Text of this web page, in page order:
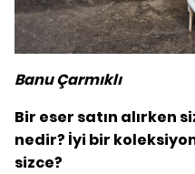
Banu Çarmıklı
Bir eser satın alırken
nedir? İyi bir
sizce?